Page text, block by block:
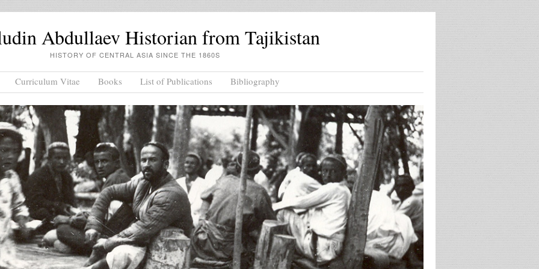
Abdullaev Historian from Tajikistan
HISTORY OF CENTRAL ASIA SINCE THE 1860S
Curriculum Vitae Books List of Publications Bibliography